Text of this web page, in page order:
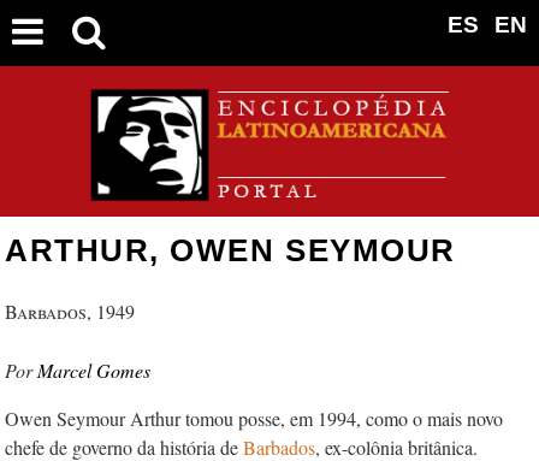
EN
ES
ARTHUR, OWEN SEYMOUR
Barbados, 1949
Marcel Gomes
Owen Seymour Arthur tomou posse, em 1994, como o mais novo
chefe de governo da história deBarbados, ex-colônia britânica.